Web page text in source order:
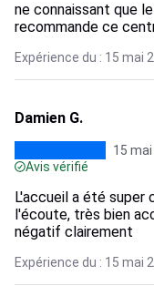
ne connaissant que
recommande ce
Expérience du : 15 mai
Damien G.
15
Avis vérifié
L'accueil a été super
l'écoute, très bien
négatif clairement
Expérience du : 15 mai